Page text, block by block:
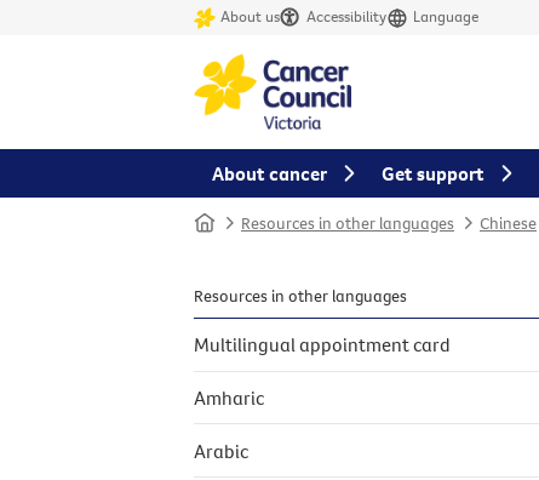
About us Accessibility Language
Home Resources in other languages Chinese
Resources in other languages
Multilingual appointment card
Amharic
Arabic
About cancer Get support